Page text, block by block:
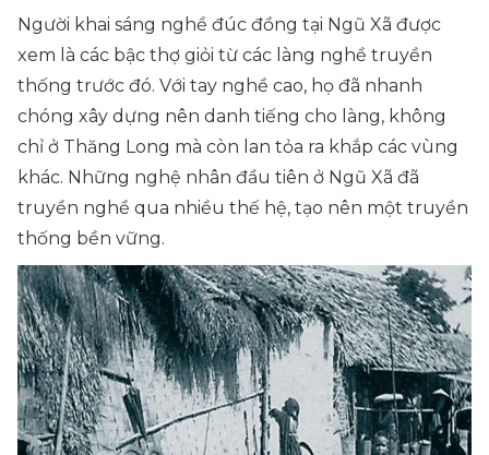
Người khai sáng nghề đúc đồng tại Ngũ Xã được
xem là các bậc thợ giỏi từ các làng nghề truyền
thống trước đó. Với tay nghề cao, họ đã nhanh
chóng xây dựng nên danh tiếng cho làng, không
chỉ ở Thăng Long mà còn lan tỏa ra khắp các vùng
khác. Những nghệ nhân đầu tiên ở Ngũ Xã đã
truyền nghề qua nhiều thế hệ, tạo nên một truyền
thống bền vững.